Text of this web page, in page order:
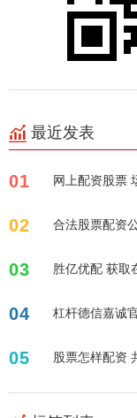
最近发表
01 网上配资股票
02 合法股票配资
03 胜亿优配 获取
04 杠杆德信嘉诚
05 股票怎样配资